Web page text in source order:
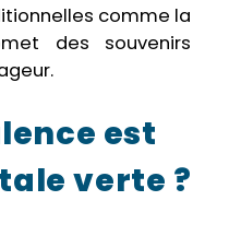
comme la
des souvenirs
est
verte ?